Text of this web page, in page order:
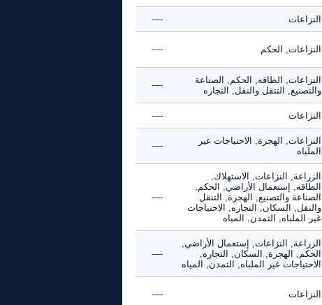
النزاعات ----
النزاعات, الحكم ----
النزاعات, الطاقه, الحكم, الصناعة
والتصنيع, التنقل والنقل, التجاره
----
النزاعات ----
النزاعات, الهجرة, الاحتياجات غير
الملباه
----
الزراعة, النزاعات, الاستهلاك,
الطاقه, إستعمال الأراضي, الحكم,
الصناعة والتصنيع, الهجرة, التنقل
والنقل, السكان, التجاره, الاحتياجات
غير الملباه, التمدن, المياه
----
الزراعة, النزاعات, إستعمال الأراضي,
الحكم, الهجرة, السكان, التجاره,
الاحتياجات غير الملباه, التمدن, المياه
----
النزاعات ----